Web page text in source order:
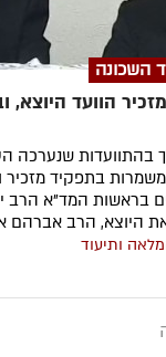
השכונה
הוועד היוצא,
בהתוועדות שנערכה
בתפקיד
בראשות המד"א הרב
את היוצא, הרב
ותיעוד